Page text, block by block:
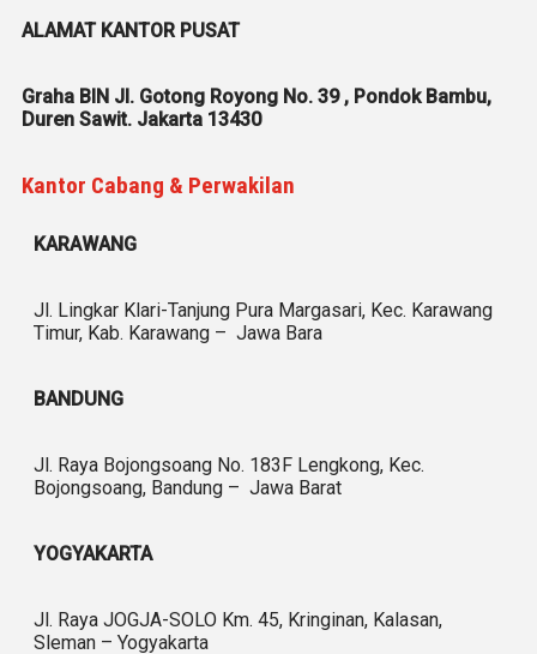
ALAMAT KANTOR PUSAT
Graha BIN Jl. Gotong Royong No. 39 , Pondok Bambu,
Duren Sawit. Jakarta 13430
Kantor Cabang & Perwakilan
KARAWANG
Jl. Lingkar Klari-Tanjung Pura Margasari, Kec. Karawang
Timur, Kab. Karawang – Jawa Bara
BANDUNG
Jl. Raya Bojongsoang No. 183F Lengkong, Kec.
Bojongsoang, Bandung – Jawa Barat
YOGYAKARTA
Jl. Raya JOGJA-SOLO Km. 45, Kringinan, Kalasan,
Sleman – Yogyakarta